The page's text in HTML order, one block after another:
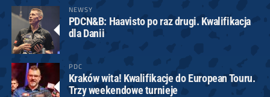
NEWSY
PDCN&B: Haavisto po raz drugi. Kwalifikacja
dla Danii
PDC
Kraków wita! Kwalifikacje do European Touru.
Trzy weekendowe turnieje